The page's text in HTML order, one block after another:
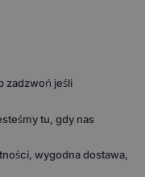
zadzwoń jeśli
tu, gdy nas
wygodna dostawa,